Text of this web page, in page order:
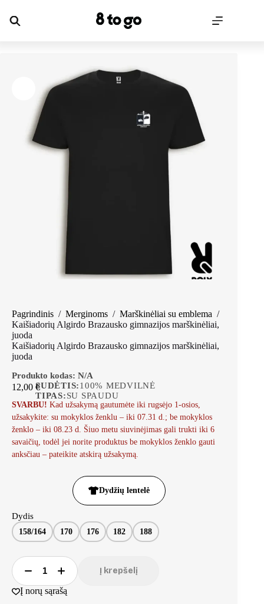
Pagrindinis / Merginoms / Marškinėliai su emblema /
Kaišiadorių Algirdo Brazausko gimnazijos marškinėliai,
juoda
Kaišiadorių Algirdo Brazausko gimnazijos marškinėliai,
juoda
Produkto kodas: N/A
SUDĖTIS:100% MEDVILNĖ
TIPAS:SU SPAUDU
12,00 €
SVARBU! Kad užsakymą gautumėte iki rugsėjo 1-osios,
užsakykite: su mokyklos ženklu – iki 07.31 d.; be mokyklos
ženklo – iki 08.23 d. Šiuo metu siuvinėjimas gali trukti iki 6
savaičių, todėl jei norite produktus be mokyklos ženklo gauti
anksčiau – pateikite atskirą užsakymą.
Dydžių lentelė
Dydis
158/164 170 176 182 188
Į krepšelį
Į norų sąrašą